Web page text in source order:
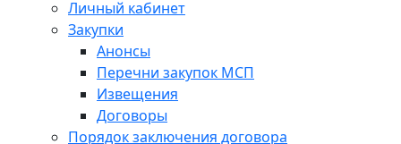
Личный кабинет
Закупки
Анонсы
Перечни закупок МСП
Извещения
Договоры
Порядок заключения договора